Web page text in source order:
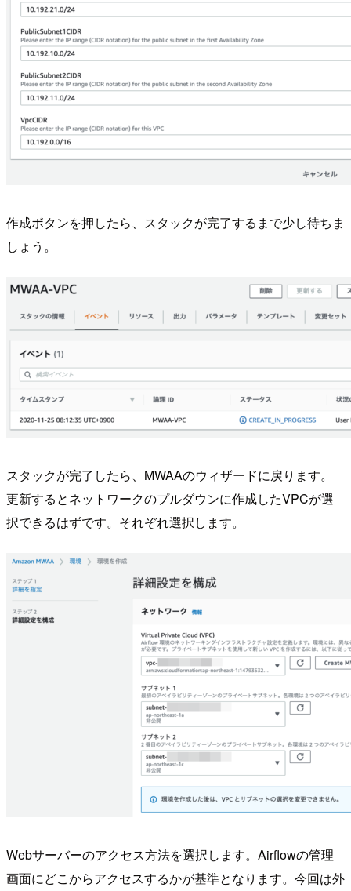
作成ボタンを押したら、スタックが完了するまで少し待ちま
しょう。
スタックが完了したら、MWAAのウィザードに戻ります。
更新するとネットワークのプルダウンに作成したVPCが選
択できるはずです。それぞれ選択します。
Webサーバーのアクセス方法を選択します。Airflowの管理
画面にどこからアクセスするかが基準となります。今回は外